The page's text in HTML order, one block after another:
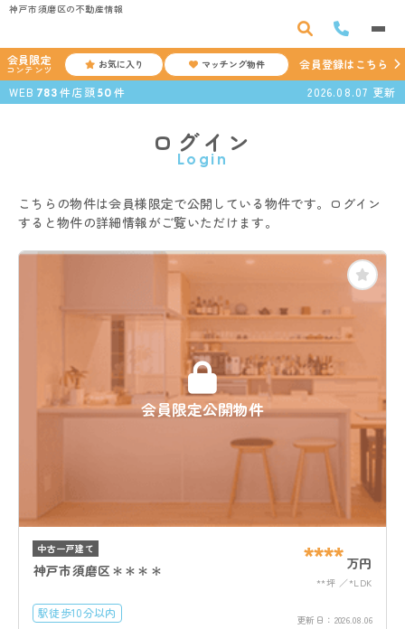
神戸市須磨区の不動産情報
会員限定
コンテンツ お気に入り マッチング物件
会員登録はこちら
WEB 783 件店頭50 件 2026.08.07 更新
ログイン
Login
こちらの物件は会員様限定で公開している物件です。ログイン
すると物件の詳細情報がご覧いただけます。
会員限定公開物件
中古一戸建て
神戸市須磨区＊＊＊＊ **** 万円
**坪 *LDK
駅徒歩10分以内 更新日： 2026.08.06